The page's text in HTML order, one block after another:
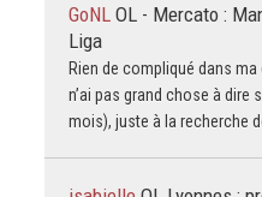
GoNL OL - Mercato :
Liga
Rien de compliqué dans
n’ai pas grand chose à dire
mois), juste à la recherche